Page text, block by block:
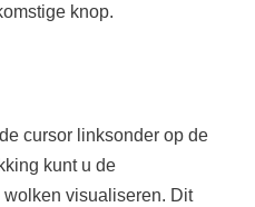
knop.
cursor linksonder op de
kunt u de
visualiseren. Dit